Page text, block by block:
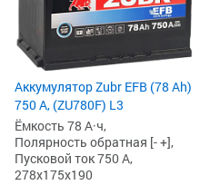
Аккумулятор Zubr EFB (78 Ah)
750 А, (ZU780F) L3
Ёмкость 78 А·ч,
Полярность обратная [- +],
Пусковой ток 750 А,
278x175x190